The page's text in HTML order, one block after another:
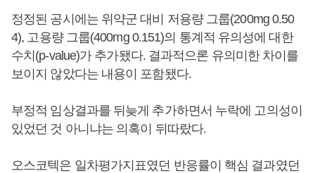
정정된 공시에는 위약군 대비 저용량 그룹(200mg 0.50
4), 고용량 그룹(400mg 0.151)의 통계적 유의성에 대한
수치(p-value)가 추가됐다. 결과적으론 유의미한 차이를
보이지 않았다는 내용이 포함됐다.
부정적 임상결과를 뒤늦게 추가하면서 누락에 고의성이
있었던 것 아니냐는 의혹이 뒤따랐다.
오스코텍은 일차평가지표였던 반응률이 핵심 결과였던